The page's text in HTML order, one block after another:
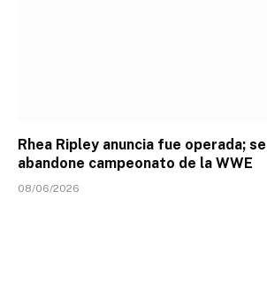
Rhea Ripley anuncia fue operada;
abandone campeonato de la WWE
08/06/2026